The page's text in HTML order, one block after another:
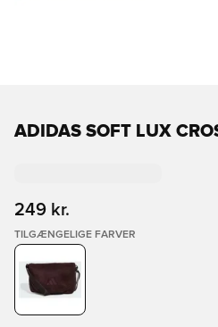
ADIDAS SOFT LUX
249 kr.
TILGÆNGELIGE FARVER